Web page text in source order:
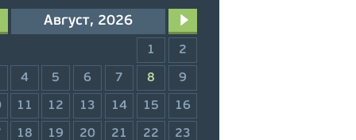
Август, 2026
1 2
4 5 6 7 8 9
11 12 13 14 15 16
18 19 20 21 22 23